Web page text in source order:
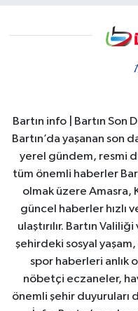
Bartın info | Bartın Son
Bartın’da yaşanan son
yerel gündem, resmi
tüm önemli haberler
olmak üzere Amasra,
güncel haberler hızlı
ulaştırılır. Bartın
şehirdeki sosyal
spor haberleri anlık
nöbetçi eczaneler,
önemli şehir duyuruları